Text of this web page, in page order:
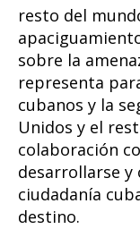
resto del
sobre la
representa
cubanos y la
Unidos y el
colaboración
desarrollarse y
ciudadanía
destino.